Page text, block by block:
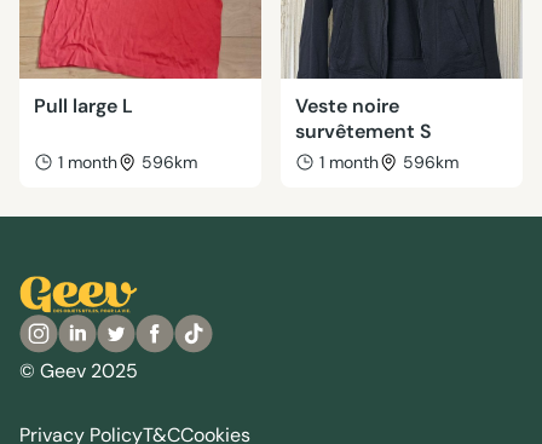
Pull large L
1 month 596km
Veste noire
survêtement S
1 month 596km
© Geev 2025
Privacy PolicyT&CCookies